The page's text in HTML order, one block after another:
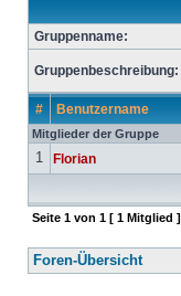
Gruppenname:
Gruppenbeschreibung:
# Benutzername
Mitglieder der Gruppe
1 Florian
Seite 1 von 1 [ 1 Mitglied ]
Foren-Übersicht